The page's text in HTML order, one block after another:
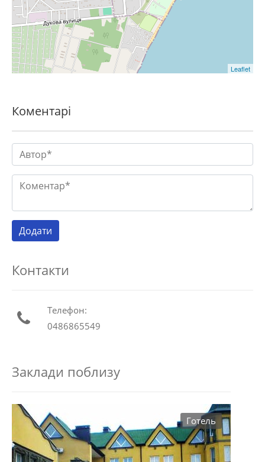
Leaflet
Коментарі
Контакти
Телефон:
0486865549
Заклади поблизу
Готель